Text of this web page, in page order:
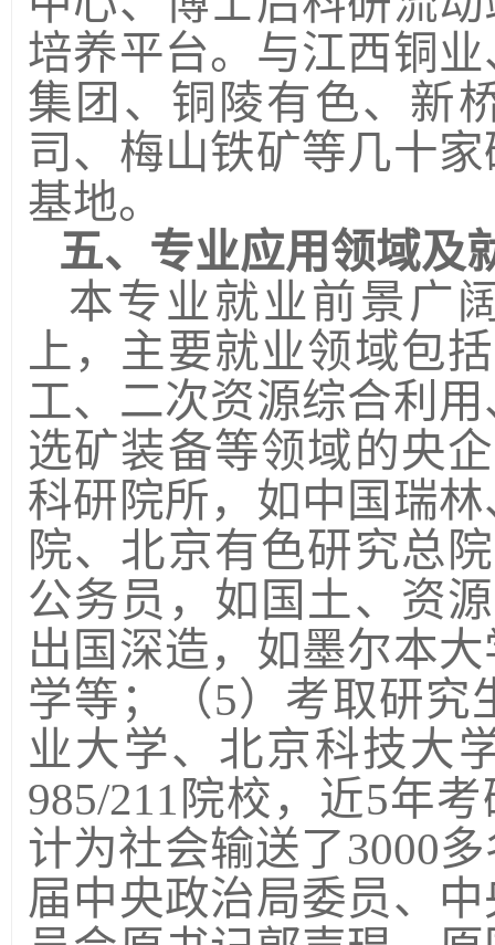
培养平台。与江西铜
集团、铜陵有色、新
司、梅山铁矿等几十
基地。
五、专业应用领域及
本专业就业前景广
上，主要就业领域包
工、二次资源综合利
选矿装备等领域的央
科研院所，如中国瑞
院、北京有色研究总
公务员，如国土、资
出国深造，如墨尔本
学等；（5）考取研究
业大学、北京科技大
985/211 院校，近5年
计为社会输送了3000
届中央政治局委员、